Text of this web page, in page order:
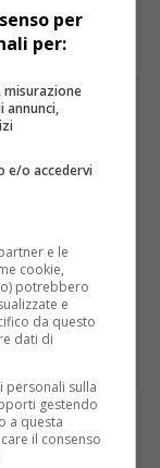
essere
per
per:
misurazione
annunci,
e/o accedervi
e le
cookie,
potrebbero
e
da questo
dati di
sulla
gestendo
a questa
il consenso